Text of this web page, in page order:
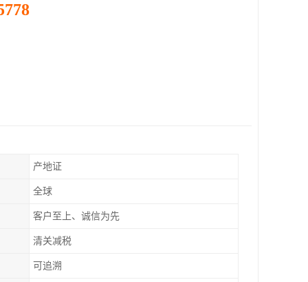
产地证
全球
客户至上、诚信为先
清关减税
可追溯